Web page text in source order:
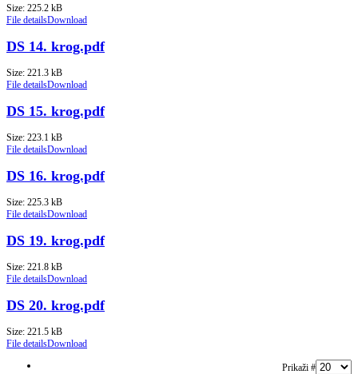
Size: 225.2 kB
File detailsDownload
DS 14. krog.pdf
Size: 221.3 kB
File detailsDownload
DS 15. krog.pdf
Size: 223.1 kB
File detailsDownload
DS 16. krog.pdf
Size: 225.3 kB
File detailsDownload
DS 19. krog.pdf
Size: 221.8 kB
File detailsDownload
DS 20. krog.pdf
Size: 221.5 kB
File detailsDownload
Prikaži #